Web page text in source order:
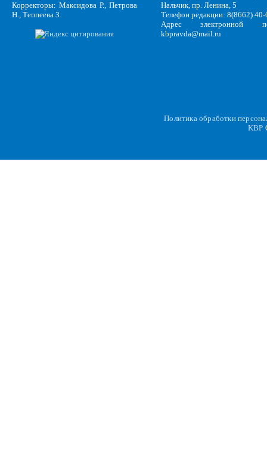
Корректоры: Максидова Р., Петрова
Н., Теппеева З.
Нальчик, пр. Ленина, 5
Телефон редакции: 8(8662)
Адрес электронной
kbpravda@mail.ru
Политика обработки
KBP